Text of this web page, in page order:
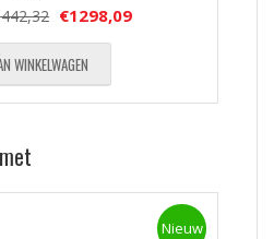
€1298,09
WINKELWAGEN
Nieuw